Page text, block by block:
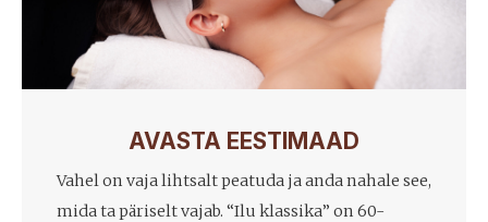
AVASTA EESTIMAAD
Vahel on vaja lihtsalt peatuda ja anda nahale see,
mida ta päriselt vajab. “Ilu klassika” on 60-